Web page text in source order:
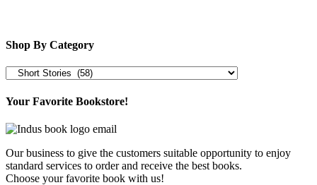
Shop By Category
Your Favorite Bookstore!
Our business to give the customers suitable opportunity to enjoy
standard services to order and receive the best books.
Choose your favorite book with us!